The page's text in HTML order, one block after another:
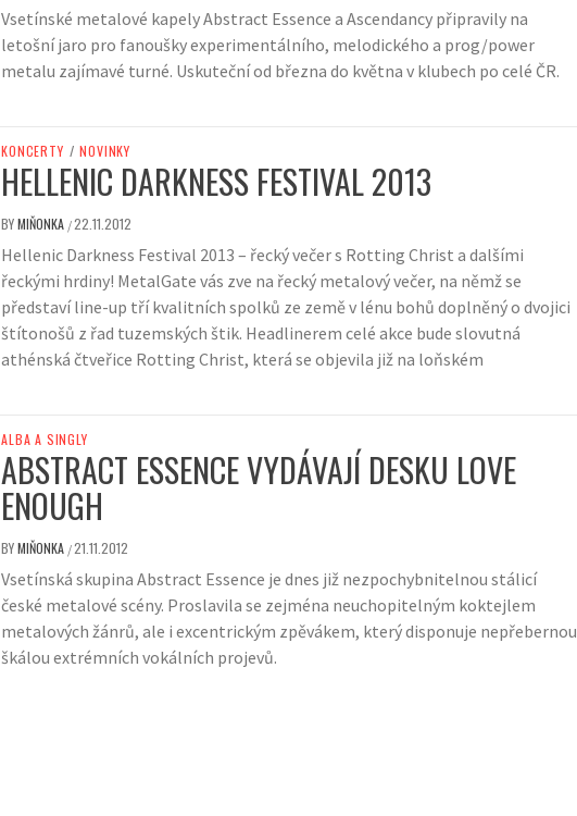
Vsetínské metalové kapely Abstract Essence a Ascendancy připravily na
letošní jaro pro fanoušky experimentálního, melodického a prog/power
metalu zajímavé turné. Uskuteční od března do května v klubech po celé ČR.
KONCERTY / NOVINKY
HELLENIC DARKNESS FESTIVAL 2013
BYMIŇONKA /22.11.2012
Hellenic Darkness Festival 2013 – řecký večer s Rotting Christ a dalšími
řeckými hrdiny! MetalGate vás zve na řecký metalový večer, na němž se
představí line-up tří kvalitních spolků ze země v lénu bohů doplněný o dvojici
štítonošů z řad tuzemských štik. Headlinerem celé akce bude slovutná
athénská čtveřice Rotting Christ, která se objevila již na loňském
ALBA A SINGLY
ABSTRACT ESSENCE VYDÁVAJÍ DESKU LOVE
ENOUGH
BYMIŇONKA /21.11.2012
Vsetínská skupina Abstract Essence je dnes již nezpochybnitelnou stálicí
české metalové scény. Proslavila se zejména neuchopitelným koktejlem
metalových žánrů, ale i excentrickým zpěvákem, který disponuje nepřebernou
škálou extrémních vokálních projevů.